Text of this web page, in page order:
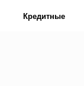
Кредитные